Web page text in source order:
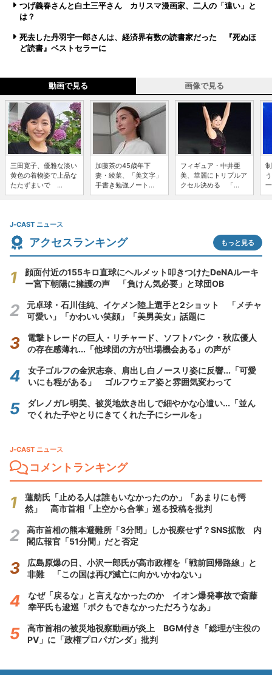
つげ義春さんと白土三平さん カリスマ漫画家、二人の「違い」と
は？
死去した丹羽宇一郎さんは、経済界有数の読書家だった 『死ぬほ
ど読書』ベストセラーに
動画で見る 画像で見る
三田寛子、優雅な淡い
黄色の着物姿で上品な
たたずまいで ...
加藤茶の45歳年下
妻・綾菜、「美文字」
手書き勉強ノート...
フィギュア・中井亜
美、華麗にトリプルア
クセル決める 「...
J-CAST ニュース
アクセスランキング もっと見る
顔面付近の155キロ直球にヘルメット叩きつけたDeNAルーキ
ー宮下朝陽に擁護の声 「負けん気必要」と球団OB
元卓球・石川佳純、イケメン陸上選手と2ショット 「メチャ
可愛い」「かわいい笑顔」「美男美女」話題に
電撃トレードの巨人・リチャード、ソフトバンク・秋広優人
の存在感薄れ...「他球団の方が出場機会ある」の声が
女子ゴルフの金沢志奈、肩出し白ノースリ姿に反響...「可愛
いにも程がある」 ゴルフウェア姿と雰囲気変わって
ダレノガレ明美、被災地炊き出しで細やかな心遣い...「並ん
でくれた子やとりにきてくれた子にシールを」
J-CAST ニュース
コメントランキング
蓮舫氏「止める人は誰もいなかったのか」「あまりにも愕
然」 高市首相「上空から合掌」巡る投稿を批判
高市首相の熊本避難所「3分間」しか視察せず？SNS拡散 内
閣広報官「51分間」だと否定
広島原爆の日、小沢一郎氏が高市政権を「戦前回帰路線」と
非難 「この国は再び滅亡に向かいかねない」
なぜ「戻るな」と言えなかったのか イオン爆発事故で斎藤
幸平氏も逡巡「ボクもできなかっただろうなあ」
高市首相の被災地視察動画が炎上 BGM付き「総理が主役の
PV」に「政権プロパガンダ」批判